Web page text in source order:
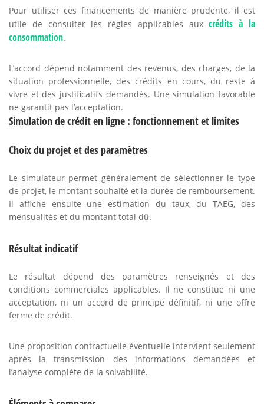
Pour utiliser ces financements de manière prudente, il est
utile de consulter les règles applicables auxcrédits à la
consommation.
L’accord dépend notamment des revenus, des charges, de la
situation professionnelle, des crédits en cours, du reste à
vivre et des justificatifs demandés. Une simulation favorable
ne garantit pas l’acceptation.
Simulation de crédit en ligne : fonctionnement et limites
Choix du projet et des paramètres
Le simulateur permet généralement de sélectionner le type
de projet, le montant souhaité et la durée de remboursement.
Il affiche ensuite une estimation du taux, du TAEG, des
mensualités et du montant total dû.
Résultat indicatif
Le résultat dépend des paramètres renseignés et des
conditions commerciales applicables. Il ne constitue ni une
acceptation, ni un accord de principe définitif, ni une offre
ferme de crédit.
Une proposition contractuelle éventuelle intervient seulement
après la transmission des informations demandées et
l’analyse complète de la solvabilité.